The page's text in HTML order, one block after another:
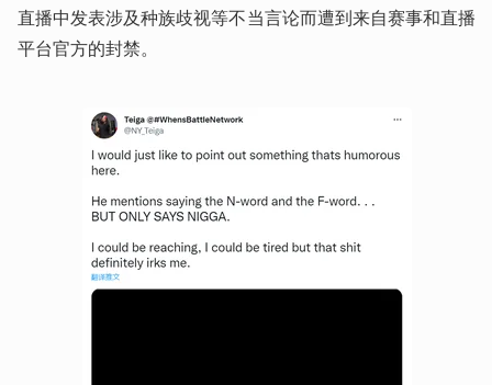
直播中发表涉及种族歧视等不当言论而遭到来自赛事和直播
平台官方的封禁。